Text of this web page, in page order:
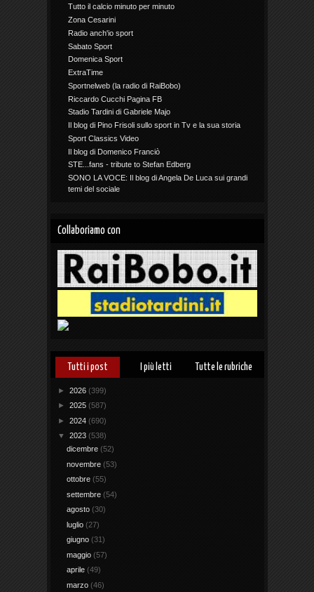
Tutto il calcio minuto per minuto
Zona Cesarini
Radio anch'io sport
Sabato Sport
Domenica Sport
ExtraTime
Sportnelweb (la radio di RaiBobo)
Riccardo Cucchi Pagina FB
Stadio Tardini di Gabriele Majo
Il blog di Pino Frisoli sullo sport in Tv e la sua storia
Sport Classics Video
Il blog di Domenico Franciò
STE...fans - tribute to Stefan Edberg
SONO LA VOCE: Il blog di Angela De Luca sui grandi
temi del sociale
Collaboriamo con
Tutti i post I più letti Tutte le rubriche
► 2026 (399)
► 2025 (587)
► 2024 (690)
▼ 2023 (538)
dicembre (52)
novembre (53)
ottobre (55)
settembre (54)
agosto (30)
luglio (27)
giugno (31)
maggio (57)
aprile (49)
marzo (46)